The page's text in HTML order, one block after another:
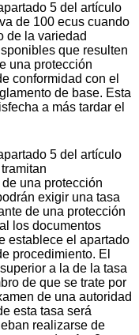
5 del artículo
de 100 ecus cuando
de la variedad
que resulten
una protección
conformidad con el
de base. Esta
a más tardar el
5 del artículo
una protección
exigir una tasa
de una protección
los documentos
establece el apartado
procedimiento. El
a la de la tasa
de que se trate por
de una autoridad
esta tasa será
realizarse de